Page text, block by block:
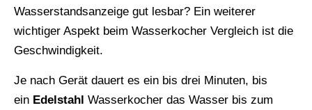
Wasserstandsanzeige gut lesbar? Ein weiterer
wichtiger Aspekt beim Wasserkocher Vergleich ist die
Geschwindigkeit.
Je nach Gerät dauert es ein bis drei Minuten, bis
ein Edelstahl Wasserkocher das Wasser bis zum